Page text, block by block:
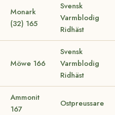
Monark
(32) 165
Svensk
Varmblodig
Ridhäst
Möwe 166
Svensk
Varmblodig
Ridhäst
Ammonit
167
Ostpreussare